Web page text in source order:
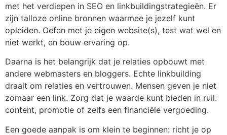
met het verdiepen in SEO en linkbuildingstrategieën. Er
zijn talloze online bronnen waarmee je jezelf kunt
opleiden. Oefen met je eigen website(s), test wat wel en
niet werkt, en bouw ervaring op.
Daarna is het belangrijk dat je relaties opbouwt met
andere webmasters en bloggers. Echte linkbuilding
draait om relaties en vertrouwen. Mensen geven je niet
zomaar een link. Zorg dat je waarde kunt bieden in ruil:
content, promotie of zelfs een financiële vergoeding.
Een goede aanpak is om klein te beginnen: richt je op